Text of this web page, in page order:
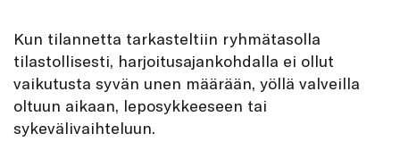
Kun tilannetta tarkasteltiin ryhmätasolla
tilastollisesti, harjoitusajankohdalla ei ollut
vaikutusta syvän unen määrään, yöllä valveilla
oltuun aikaan, leposykkeeseen tai
sykevälivaihteluun.